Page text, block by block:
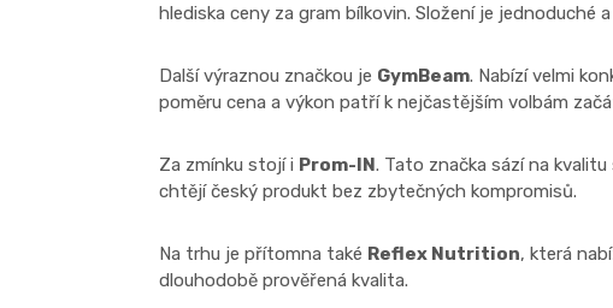
hlediska ceny za gram bílkovin. Složení je jednoduché
Další výraznou značkou je GymBeam. Nabízí velmi
poměru cena a výkon patří k nejčastějším volbám
Za zmínku stojí i Prom-IN. Tato značka sází na
chtějí český produkt bez zbytečných kompromisů.
Na trhu je přítomna také Reflex Nutrition, která
dlouhodobě prověřená kvalita.